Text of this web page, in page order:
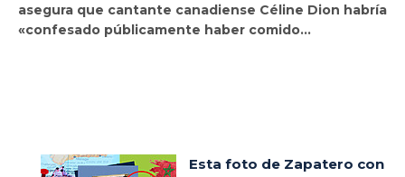
asegura que cantante canadiense Céline Dion habría
«confesado públicamente haber comido…
Esta foto de Zapatero con